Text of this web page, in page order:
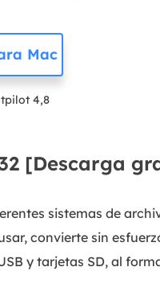
Mac
4,8
[Descarga
sistemas de
convierte sin
y tarjetas SD, al